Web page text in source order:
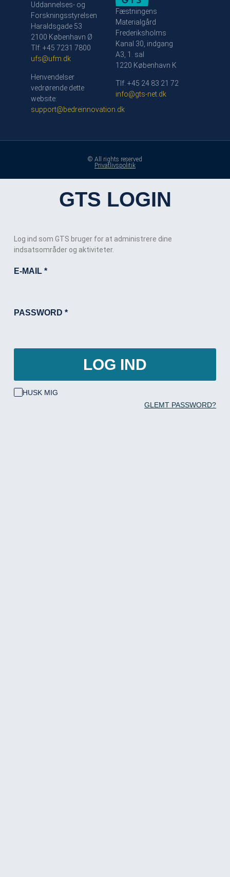
Uddannelses- og
Forskningsstyrelsen
Haraldsgade 53
2100 København Ø
Tlf: +45 7231 7800
ufs@ufm.dk
Henvendelser
vedrørende dette
website:
support@bedreinnovation.dk
Fæstningens
Materialgård
Frederiksholms
Kanal 30, indgang
A3, 1. sal
1220 København K
Tlf: +45 24 83 21 72
info@gts-net.dk
© All rights reserved
Privatlivspolitik
GTS LOGIN
Log ind som GTS bruger for at administrere dine
indsatsområder og aktiviteter.
E-MAIL *
PASSWORD *
LOG IND
HUSK MIG
GLEMT PASSWORD?